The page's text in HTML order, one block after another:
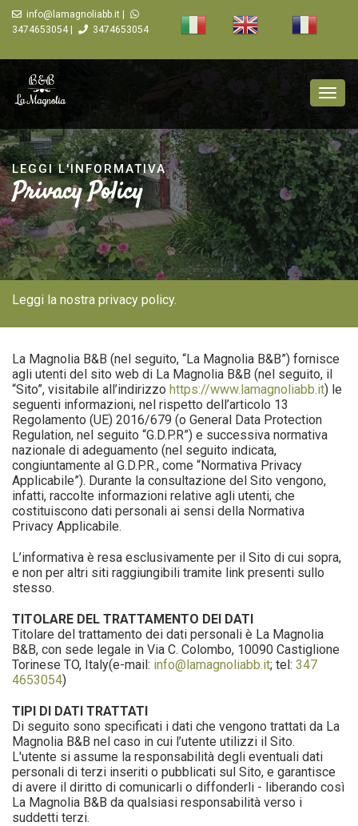
info@lamagnoliabb.it |
3474653054 |
3474653054
LEGGI L'INFORMATIVA
Privacy Policy
Leggi la nostra privacy policy.
La Magnolia B&B (nel seguito, “La Magnolia B&B”) fornisce
agli utenti del sito web di La Magnolia B&B (nel seguito, il
“Sito”, visitabile all’indirizzo https://www.lamagnoliabb.it) le
seguenti informazioni, nel rispetto dell’articolo 13
Regolamento (UE) 2016/679 (o General Data Protection
Regulation, nel seguito “G.D.P.R”) e successiva normativa
nazionale di adeguamento (nel seguito indicata,
congiuntamente al G.D.P.R., come “Normativa Privacy
Applicabile”). Durante la consultazione del Sito vengono,
infatti, raccolte informazioni relative agli utenti, che
costituiscono dati personali ai sensi della Normativa
Privacy Applicabile.
L’informativa è resa esclusivamente per il Sito di cui sopra,
e non per altri siti raggiungibili tramite link presenti sullo
stesso.
TITOLARE DEL TRATTAMENTO DEI DATI
Titolare del trattamento dei dati personali è La Magnolia
B&B, con sede legale in Via C. Colombo, 10090 Castiglione
Torinese TO, Italy(e-mail: info@lamagnoliabb.it; tel: 347
4653054)
TIPI DI DATI TRATTATI
Di seguito sono specificati i dati che vengono trattati da La
Magnolia B&B nel caso in cui l’utente utilizzi il Sito.
L'utente si assume la responsabilità degli eventuali dati
personali di terzi inseriti o pubblicati sul Sito, e garantisce
di avere il diritto di comunicarli o diffonderli - liberando così
La Magnolia B&B da qualsiasi responsabilità verso i
suddetti terzi.